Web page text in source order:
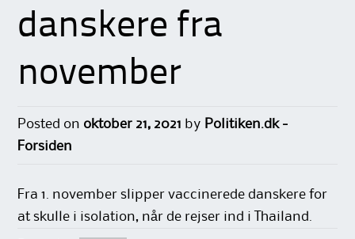
danskere fra
november
Posted on oktober 21, 2021 by Politiken.dk -
Forsiden
Fra 1. november slipper vaccinerede danskere for
at skulle i isolation, når de rejser ind i Thailand.